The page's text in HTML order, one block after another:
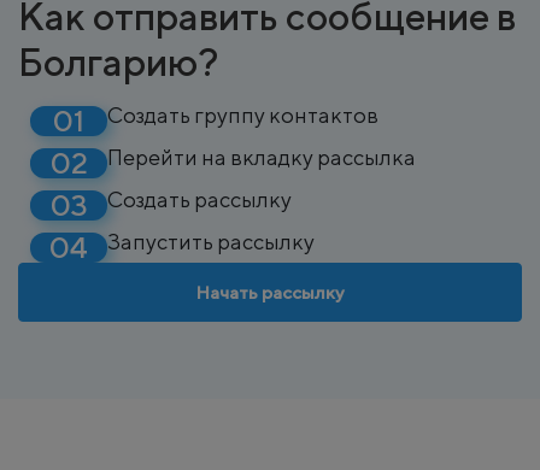
Как отправить сообщение в
Болгарию?
Создать группу контактов
Перейти на вкладку рассылка
Создать рассылку
Запустить рассылку
Начать рассылку